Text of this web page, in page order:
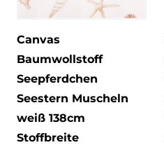
Canvas
Baumwollstoff
Seepferdchen
Seestern Muscheln
weiß 138cm
Stoffbreite